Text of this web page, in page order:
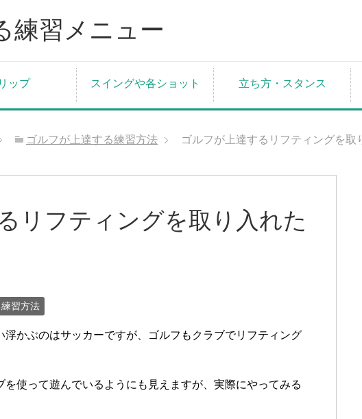
ップ スイングや各ショット 立ち方・スタンス
ゴルフが上達する練習方法 ゴルフが上達するリフティングを取
リフティングを取り入れた
習方法
浮かぶのはサッカーですが、ゴルフもクラブでリフティング
使って遊んでいるようにも見えますが、実際にやってみる